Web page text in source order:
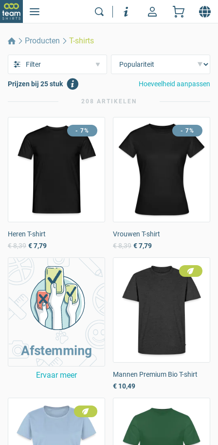
Producten T-shirts
Filter
Prijzen bij 25 stuk Hoeveelheid aanpassen
208 ARTIKELEN
- 7%
Heren T-shirt
€ 8,39 € 7,79
- 7%
Vrouwen T-shirt
€ 8,39 € 7,79
Afstemming
Ervaar meer
Mannen Premium Bio T-shirt
€ 10,49